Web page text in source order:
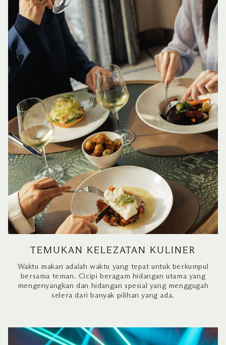
TEMUKAN KELEZATAN KULINER
Waktu makan adalah waktu yang tepat untuk berkumpul
bersama teman. Cicipi beragam hidangan utama yang
mengenyangkan dan hidangan spesial yang menggugah
selera dari banyak pilihan yang ada.